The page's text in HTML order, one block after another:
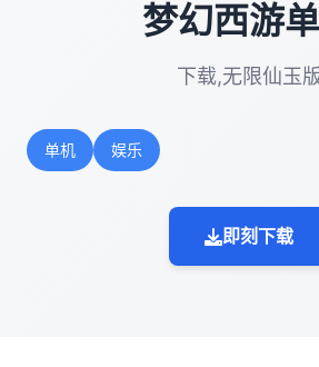
梦幻西游
下载,无限仙玉
单机 娱乐
即刻下载